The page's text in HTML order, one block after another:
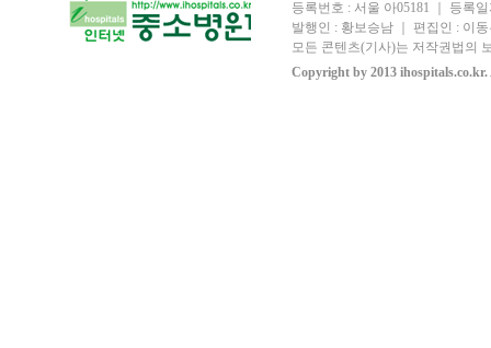
등록번호 : 서울 아05181 ｜ 등록
발행인 : 황보승남 ｜ 편집인 : 이
모든 콘텐츠(기사)는 저작권법의
Copyright by 2013 ihospitals.co.kr.